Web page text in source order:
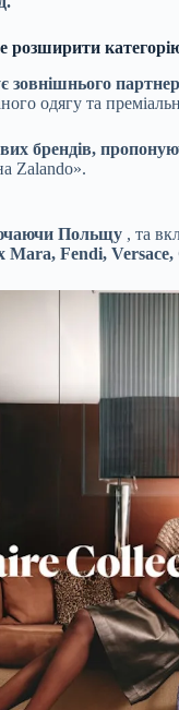
одягу та
брендів,
Zalando».
Польщу , та
Fendi,